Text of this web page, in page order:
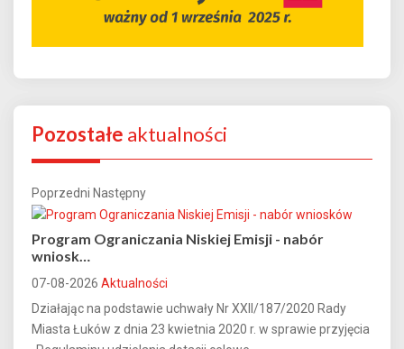
Pozostałe aktualności
Poprzedni Następny
Program Ograniczania Niskiej Emisji - nabór
wniosk…
07-08-2026 Aktualności
Działając na podstawie uchwały Nr XXII/187/2020 Rady
Miasta Łuków z dnia 23 kwietnia 2020 r. w sprawie przyjęcia